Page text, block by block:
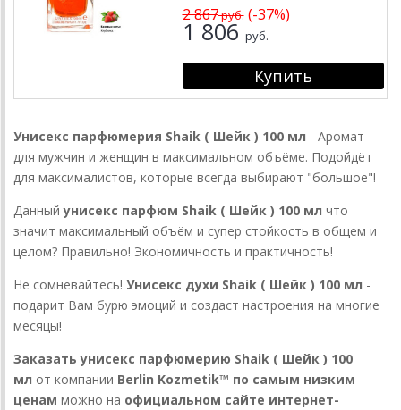
2 867руб.(-37%)
1 806 руб.
Унисекс парфюмерия Shaik ( Шейк ) 100 мл - Аромат
для мужчин и женщин в максимальном объёме. Подойдёт
для максималистов, которые всегда выбирают "большое"!
Данный унисекс парфюм Shaik ( Шейк ) 100 мл что
значит максимальный объём и супер стойкость в общем и
целом? Правильно! Экономичность и практичность!
Не сомневайтесь! Унисекс духи Shaik ( Шейк ) 100 мл -
подарит Вам бурю эмоций и создаст настроения на многие
месяцы!
Заказать унисекс парфюмерию Shaik ( Шейк ) 100
мл от компании Berlin Kozmetik™ по самым низким
ценам можно на официальном сайте интернет-